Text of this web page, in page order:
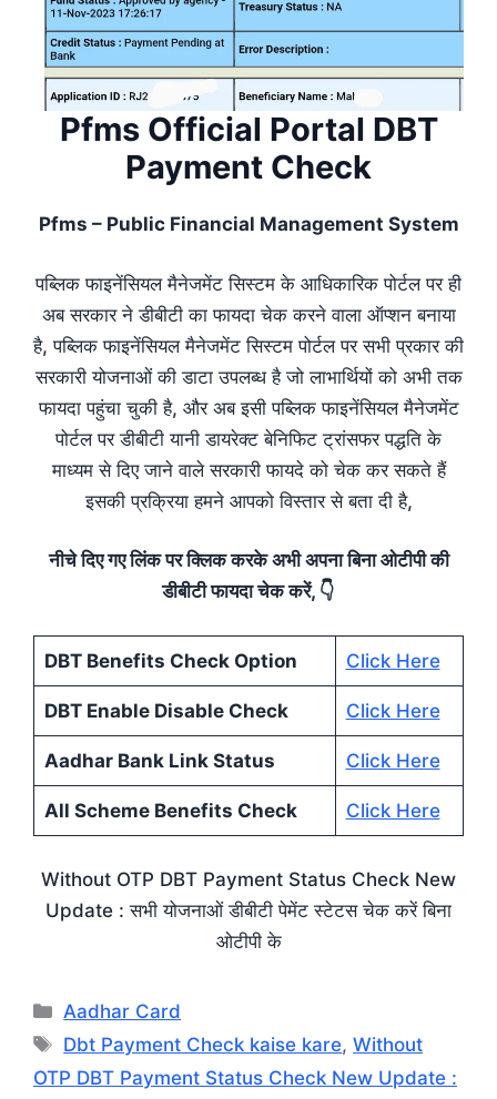
Pfms Official Portal DBT
Payment Check
Pfms – Public Financial Management System
पब्लिक फाइनेंसियल मैनेजमेंट सिस्टम के आधिकारिक पोर्टल पर ही
अब सरकार ने डीबीटी का फायदा चेक करने वाला ऑप्शन बनाया
है, पब्लिक फाइनेंसियल मैनेजमेंट सिस्टम पोर्टल पर सभी प्रकार की
सरकारी योजनाओं की डाटा उपलब्ध है जो लाभार्थियों को अभी तक
फायदा पहुंचा चुकी है, और अब इसी पब्लिक फाइनेंसियल मैनेजमेंट
पोर्टल पर डीबीटी यानी डायरेक्ट बेनिफिट ट्रांसफर पद्धति के
माध्यम से दिए जाने वाले सरकारी फायदे को चेक कर सकते हैं
इसकी प्रक्रिया हमने आपको विस्तार से बता दी है,
नीचे दिए गए लिंक पर क्लिक करके अभी अपना बिना ओटीपी की
डीबीटी फायदा चेक करें, 👇
DBT Benefits Check Option Click Here
DBT Enable Disable Check Click Here
Aadhar Bank Link Status Click Here
All Scheme Benefits Check Click Here
Without OTP DBT Payment Status Check New
Update : सभी योजनाओं डीबीटी पेमेंट स्टेटस चेक करें बिना
ओटीपी के
Categories
Aadhar Card
Tags
Dbt Payment Check kaise kare,Without
OTP DBT Payment Status Check New Update :